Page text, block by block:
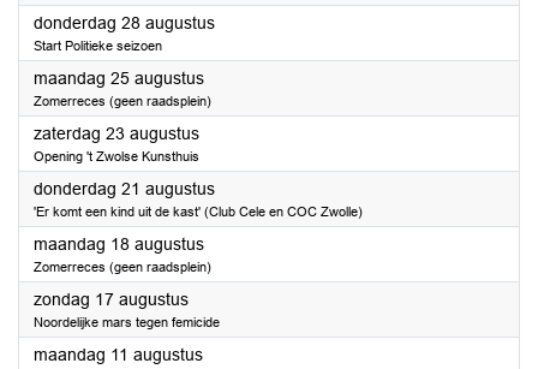
donderdag 28 augustus2025
Start Politieke seizoen
maandag 25 augustus2025
Zomerreces (geen raadsplein)
zaterdag 23 augustus2025
Opening 't Zwolse Kunsthuis
donderdag 21 augustus2025
'Er komt een kind uit de kast' (Club Cele en COC Zwolle)
maandag 18 augustus2025
Zomerreces (geen raadsplein)
zondag 17 augustus2025
Noordelijke mars tegen femicide
maandag 11 augustus2025